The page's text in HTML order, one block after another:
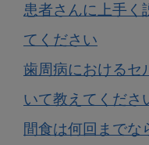
患者さんに上手く
てください
歯周病におけるセ
いて教えてくださ
間食は何回までな